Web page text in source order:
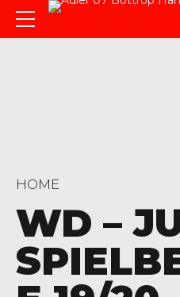
HOME
WD –